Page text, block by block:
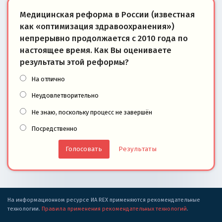
Медицинская реформа в России (известная
как «оптимизация здравоохранения»)
непрерывно продолжается с 2010 года по
настоящее время. Как Вы оцениваете
результаты этой реформы?
На отлично
Неудовлетворительно
Не знаю, поскольку процесс не завершён
Посредственно
Результаты
На информационном ресурсе ИА REX применяются рекомендательные
технологии. Правила применения рекомендательных технологий.